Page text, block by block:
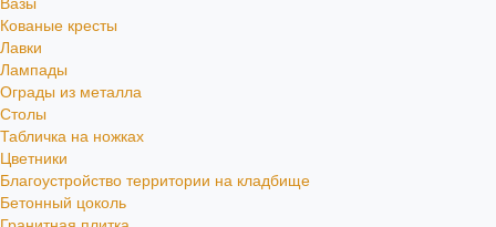
Кованые кресты
Лавки
Лампады
Ограды из металла
Столы
Табличка на ножках
Цветники
Благоустройство территории на кладбище
Бетонный цоколь